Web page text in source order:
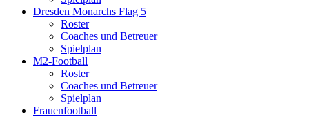
Dresden Monarchs Flag 5
Roster
Coaches und Betreuer
Spielplan
M2-Football
Roster
Coaches und Betreuer
Spielplan
Frauenfootball